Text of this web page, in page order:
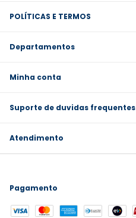
POLÍTICAS E TERMOS
Departamentos
Minha conta
Suporte de duvidas frequentes
Atendimento
Pagamento